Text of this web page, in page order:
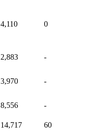
4,110 0
2,883 -
3,970 -
8,556 -
14,717 60